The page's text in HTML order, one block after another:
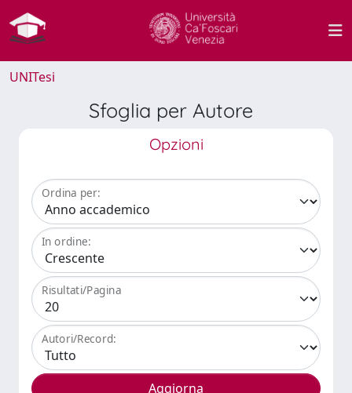
UNITesi
Sfoglia per Autore
Opzioni
Ordina per:
In ordine:
Risultati/Pagina
Autori/Record: